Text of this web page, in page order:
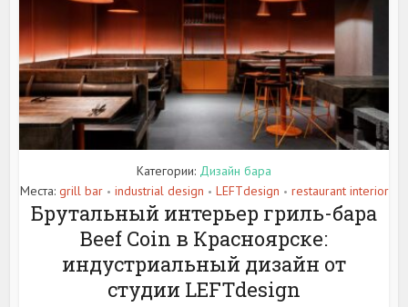
Категории: Дизайн бара
Места: grill bar • industrial design • LEFTdesign • restaurant interior
Брутальный интерьер гриль-бара
Beef Coin в Красноярске:
индустриальный дизайн от
студии LEFTdesign